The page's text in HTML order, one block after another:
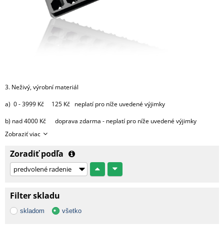
3. Neživý, výrobní materiál
a) 0 - 3999 Kč 125 Kč neplatí pro níže uvedené výjimky
b) nad 4000 Kč doprava zdarma - neplatí pro níže uvedené výjimky
výjimky:
- substráty, perlit, hnojiva, kůra 2000 Kč za každou započatou
paletu, 3500 Kč za 2 palety,
Od 10 palet doprava zdarma.
Zobraziť viac
Zoradiť podľa
Filter skladu
skladom všetko